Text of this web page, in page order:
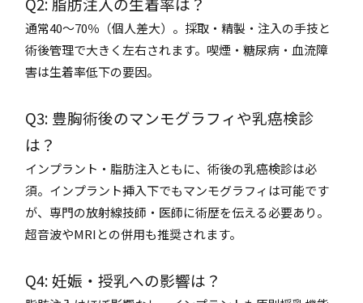
通常40〜70％（個人差大）。採取・精製・注入の手技と
術後管理で大きく左右されます。喫煙・糖尿病・血流障
害は生着率低下の要因。
Q3: 豊胸術後のマンモグラフィや乳癌検診
は？
インプラント・脂肪注入ともに、術後の乳癌検診は必
須。インプラント挿入下でもマンモグラフィは可能です
が、専門の放射線技師・医師に術歴を伝える必要あり。
超音波やMRIとの併用も推奨されます。
Q4: 妊娠・授乳への影響は？